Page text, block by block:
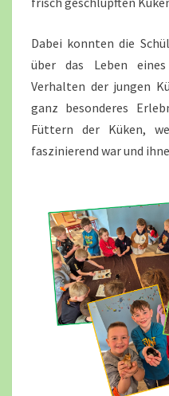
Dabei konnten die
über das Leben
Verhalten der jungen
ganz besonderes
Füttern der Küken,
faszinierend war und